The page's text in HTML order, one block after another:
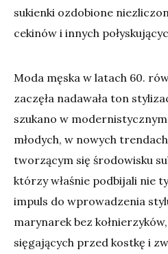
sukienki ozdobione
cekinów i innych
Moda męska w latach 60.
zaczęła nadawała ton
szukano w
młodych, w nowych
tworzącym się środowisku
którzy właśnie podbijali nie
impuls do wprowadzenia
marynarek bez
sięgających przed kostkę i